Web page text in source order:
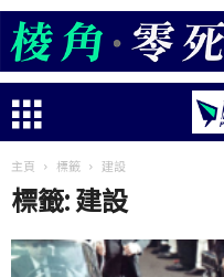
主頁 標籤 建設
標籤: 建設